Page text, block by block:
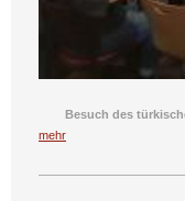
Besuch des
mehr